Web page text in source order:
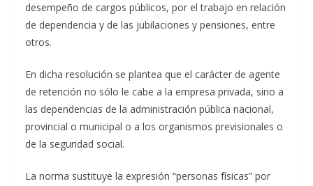
desempeño de cargos públicos, por el trabajo en relación
de dependencia y de las jubilaciones y pensiones, entre
otros.
En dicha resolución se plantea que el carácter de agente
de retención no sólo le cabe a la empresa privada, sino a
las dependencias de la administración pública nacional,
provincial o municipal o a los organismos previsionales o
de la seguridad social.
La norma sustituye la expresión “personas físicas” por